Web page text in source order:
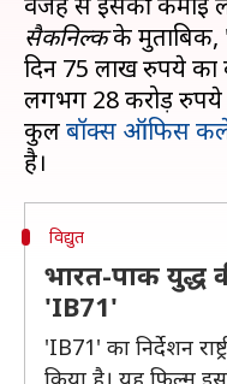
सैकनिल्कके मुताबिक,
दिन 75 लाख रुपये का
लगभग 28 करोड़ रुपये
कुलबॉक्स ऑफिस
विद्युत
भारत-पाक युद्ध
'IB71'
'IB71' का निर्देशन
किया है। यह फिल्म